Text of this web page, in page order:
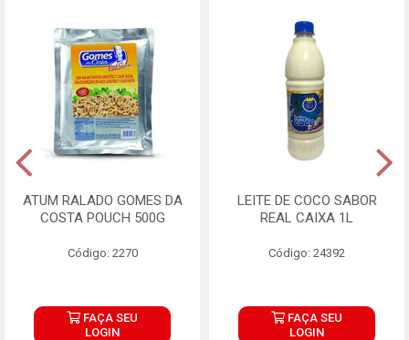
ATUM RALADO GOMES DA
COSTA POUCH 500G
Código: 2270
FAÇA SEU
LOGIN
LEITE DE COCO SABOR
REAL CAIXA 1L
Código: 24392
FAÇA SEU
LOGIN